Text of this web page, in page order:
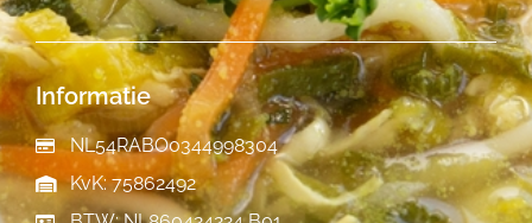
Informatie
NL54RABO0344998304
KvK: 75862492